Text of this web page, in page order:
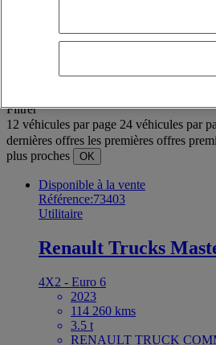
Filtrer
12 véhicules par page 24 véhicules par
dernières offres les premières offres
plus proches
OK
Disponible à la vente
Référence:73403
Utilitaire
Renault Trucks
4X2 - Euro 6
2023
114 260 kms
3.5 t
RENAULT TRUCK